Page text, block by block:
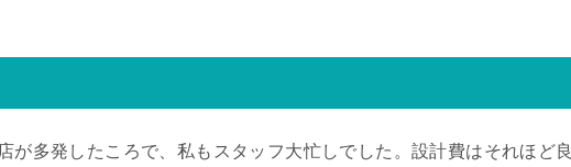
が多発したころで、私もスタッフ大忙しでした。設計費はそれほど良